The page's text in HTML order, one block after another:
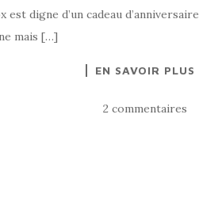
digne d’un cadeau d’anniversaire
mais […]
EN SAVOIR PLUS
2 commentaires